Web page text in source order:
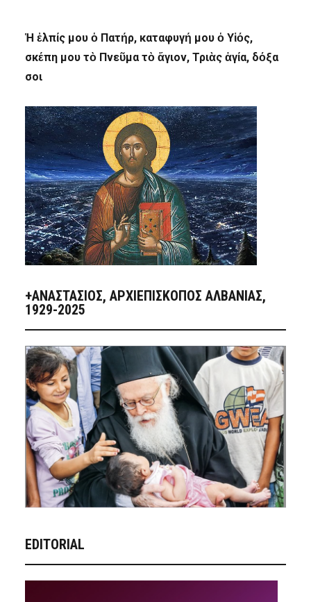
Ἡ ἐλπίς μου ὁ Πατήρ, καταφυγή μου ὁ Υἱός,
σκέπη μου τὸ Πνεῦμα τὸ ἅγιον, Τριὰς ἁγία, δόξα
σοι
+ΑΝΑΣΤΆΣΙΟΣ, ΑΡΧΙΕΠΊΣΚΟΠΟΣ ΑΛΒΑΝΊΑΣ,
1929-2025
EDITORIAL